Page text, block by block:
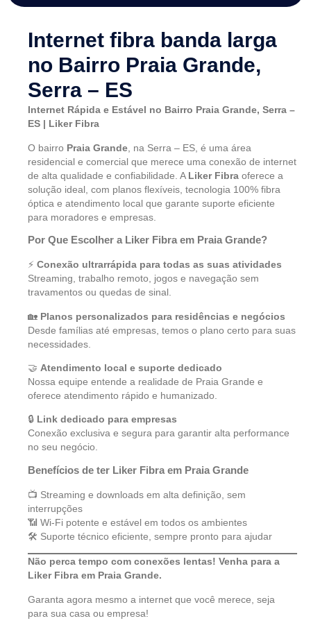
Internet fibra banda larga
no Bairro Praia Grande,
Serra – ES
Internet Rápida e Estável no Bairro Praia Grande, Serra –
ES | Liker Fibra
O bairro Praia Grande , na Serra – ES, é uma área
residencial e comercial que merece uma conexão de internet
de alta qualidade e confiabilidade. A Liker Fibra oferece a
solução ideal, com planos flexíveis, tecnologia 100% fibra
óptica e atendimento local que garante suporte eficiente
para moradores e empresas.
Por Que Escolher a Liker Fibra em Praia Grande?
⚡ Conexão ultrarrápida para todas as suas atividades
Streaming, trabalho remoto, jogos e navegação sem
travamentos ou quedas de sinal.
🏡 Planos personalizados para residências e negócios
Desde famílias até empresas, temos o plano certo para suas
necessidades.
🤝 Atendimento local e suporte dedicado
Nossa equipe entende a realidade de Praia Grande e
oferece atendimento rápido e humanizado.
🔒 Link dedicado para empresas
Conexão exclusiva e segura para garantir alta performance
no seu negócio.
Benefícios de ter Liker Fibra em Praia Grande
📺 Streaming e downloads em alta definição, sem
interrupções
📶 Wi-Fi potente e estável em todos os ambientes
🛠 Suporte técnico eficiente, sempre pronto para ajudar
Não perca tempo com conexões lentas! Venha para a
Liker Fibra em Praia Grande.
Garanta agora mesmo a internet que você merece, seja
para sua casa ou empresa!